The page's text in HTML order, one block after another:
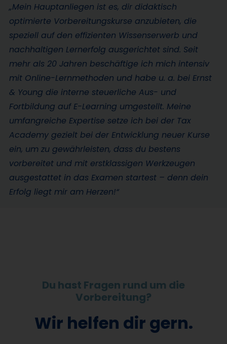
„Mein Hauptanliegen ist es, dir didaktisch
optimierte Vorbereitungskurse anzubieten, die
speziell auf den effizienten Wissenserwerb und
nachhaltigen Lernerfolg ausgerichtet sind. Seit
mehr als 20 Jahren beschäftige ich mich intensiv
mit Online-Lernmethoden und habe u. a. bei Ernst
& Young die interne steuerliche Aus- und
Fortbildung auf E-Learning umgestellt. Meine
umfangreiche Expertise setze ich bei der Tax
Academy gezielt bei der Entwicklung neuer Kurse
ein, um zu gewährleisten, dass du bestens
vorbereitet und mit erstklassigen Werkzeugen
ausgestattet in das Examen startest – denn dein
Erfolg liegt mir am Herzen!“
Du hast Fragen rund um die
Vorbereitung?
Wir helfen dir gern.